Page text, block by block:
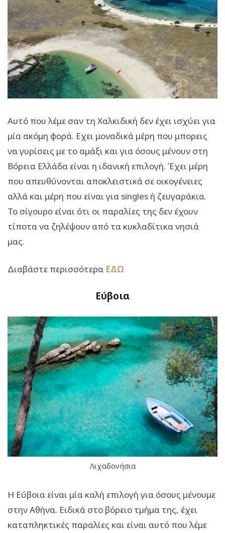
Αυτό που λέμε σαν τη Χαλκιδική δεν έχει ισχύει για
μία ακόμη φορά. Εχει μοναδικά μέρη που μπορεις
να γυρίσεις με το αμάξι και για όσους μένουν στη
Βόρεια Ελλάδα είναι η ιδανική επιλογή. Έχει μέρη
που απευθύνονται αποκλειστικά σε οικογένειες
αλλά και μέρη που είναι για singles ή ζευγαράκια.
Το σίγουρο είναι ότι οι παραλίες της δεν έχουν
τίποτα να ζηλέψουν από τα κυκλαδίτικα νησιά
μας.
Διαβάστε περισσότερα ΕΔΩ
Εύβοια
Λιχαδονήσια
Η Εύβοια είναι μία καλή επιλογή για όσους μένουμε
στην Αθήνα. Ειδικά στο βόρειο τμήμα της, έχει
καταπληκτικές παραλίες και είναι αυτό που λέμε